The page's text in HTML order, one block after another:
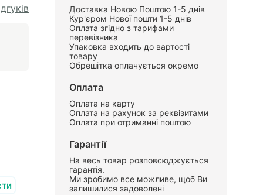
Доставка Новою Поштою 1-5 днів
Кур'єром Нової пошти 1-5 днів
Оплата згідно з тарифами
перевізника
Упаковка входить до вартості
товару
Обрешітка оплачується окремо
Оплата
Оплата на карту
Оплата на рахунок за реквізитами
Оплата при отриманні поштою
Гарантії
На весь товар розповсюджується
гарантія.
Ми зробимо все можливе, щоб Ви
залишилися задоволені